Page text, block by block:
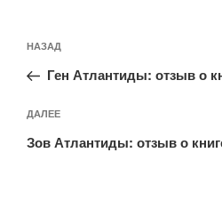
по
записям
Предыдущая
запись:
НАЗАД
Ген Атлантиды: отзыв о
Следующая
запись
ДАЛЕЕ
Зов Атлантиды: отзыв о